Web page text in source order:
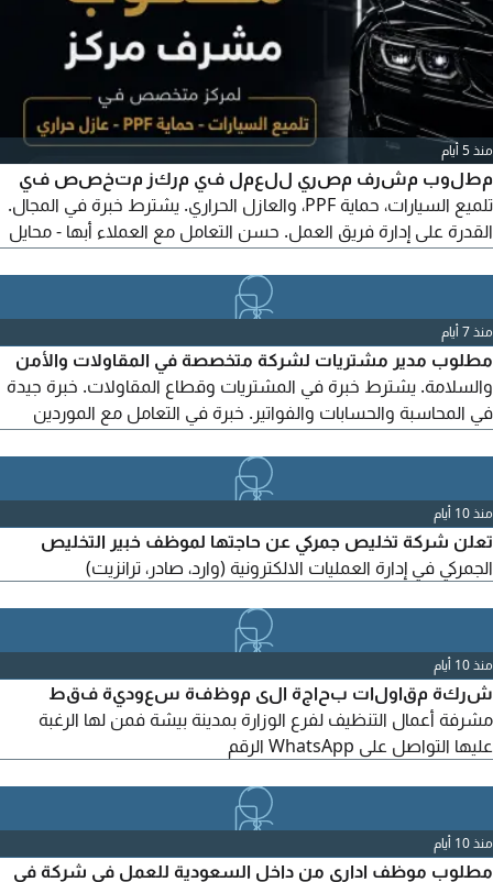
منذ 5 أيام
مطلوب مشرف مصري للعمل في مركز متخصص في
تلميع السيارات، حماية PPF، والعازل الحراري. يشترط خبرة في المجال.
القدرة على إدارة فريق العمل. حسن التعامل مع العملاء أبها - محايل
منذ 7 أيام
مطلوب مدير مشتريات لشركة متخصصة في المقاولات والأمن
والسلامة. يشترط خبرة في المشتريات وقطاع المقاولات. خبرة جيدة
في المحاسبة والحسابات والفواتير. خبرة في التعامل مع الموردين
المحاسبة والحاسب الآلي. خبرة عملية مناسبة للوظيفة
منذ 10 أيام
تعلن شركة تخليص جمركي عن حاجتها لموظف خبير التخليص
الجمركي في إدارة العمليات الالكترونية (وارد، صادر، ترانزيت)
منذ 10 أيام
شركة مقاولات بحاجة الى موظفة سعودية فقط
مشرفة أعمال التنظيف لفرع الوزارة بمدينة بيشة فمن لها الرغبة
عليها التواصل على WhatsApp الرقم
منذ 10 أيام
مطلوب موظف اداري من داخل السعودية للعمل في شركة في